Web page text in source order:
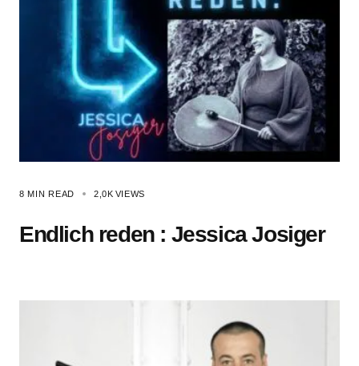
8 MIN READ 2,0K VIEWS
Endlich reden : Jessica Josiger